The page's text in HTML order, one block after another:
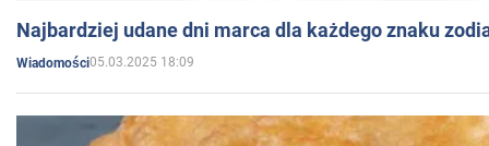
Najbardziej udane dni marca dla każdego znaku
Wiadomości05.03.2025 18:09